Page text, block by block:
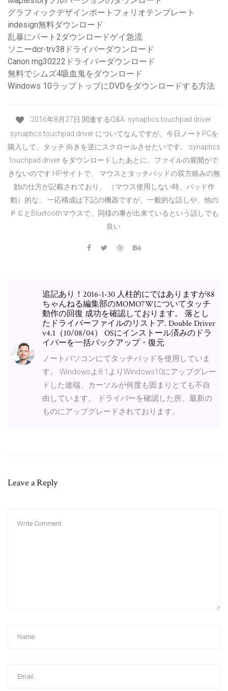
グラフィックデザインポートフォリオテンプレート
indesign無料ダウンロード
乱暴にパート2ダウンロードゲイ急流
ソニーdcr-trv38ドライバーダウンロード
Canon mg30222ドライバーダウンロード
無料でシムズ4吸血鬼をダウンロード
Windows 10ラップトップにDVDをダウンロードする方法
2016年8月27日 関連するQ&A. synaptics touchpad driver.
synaptics touchpad driver についてなんですが、今日ノートPCを
購入して、タッチ 向きを逆にスクロールさせたいです。 synaptics
touchpad driver をダウンロードしたあとに、ファイルの展開がで
きないのです HPサイトで、 マウスとタッチパッドの双方絡みの無
効の仕方が記載されており、 （マウス使用しない時、パッド作
動）的な。 一応構成は下記の機器ですが、一般的な話しや、他の
ＰＣとBluetoothマウスで、同様の事が出来ているという話しでも
良い
追記あり！2016-1-30 人柱的にではありますが88
ちゃんねる編集部のMOMO7Wについてタッチ
動作の回復 成功を確認しております。 落とし
たドライバーファイルのリストア. Double Driver
v4.1（10/08/04） OSにインストール済みのドラ
イバーを一括バックアップ・復元
ノートパソコンにてタッチパッドを使用していま
す。 Windowsよ8.1よりWindows10にアップグレー
ドした途端、カーソルが何度も固まりとても不自
由しています。 ドライバーを確認した所、最新の
ものにアップグレードされております。
Leave a Reply